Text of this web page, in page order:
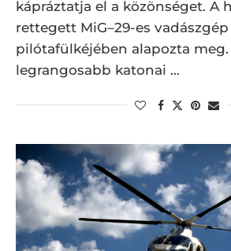
kápráztatja el a közönséget. A
rettegett MiG–29-es vadászgép
pilótafülkéjében alapozta
legrangosabb katonai …